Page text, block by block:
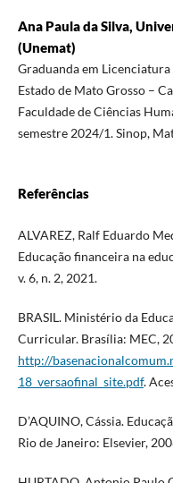
Ana Paula da Silva,
(Unemat)
Graduanda em
Estado de Mato Grosso –
Faculdade de Ciências
semestre 2024/1. Sinop,
Referências
ALVAREZ, Ralf Eduardo
Educação financeira na
v. 6, n. 2, 2021.
BRASIL. Ministério da
Curricular. Brasília: MEC,
http://
18_versaofinal_site.pdf.
D’AQUINO, Cássia.
Rio de Janeiro: Elsevier,